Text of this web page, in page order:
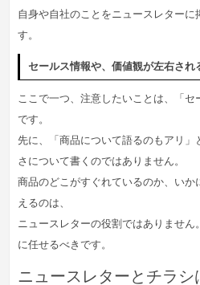
自身や自社のことをニュースレターに
す。
セールス情報や、価値観が左右され
ここで一つ、注意したいことは、「
です。
先に、「商品について語るのもアリ」
さについて書くのではありません。
商品のどこがすぐれているのか、い
えるのは、
ニュースレターの役割ではありませ
に任せるべきです。
ニュースレターとチラ